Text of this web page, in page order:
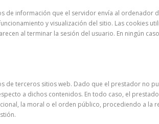
de información que el servidor envía al ordenador
y visualización del sitio. Las cookies
al terminar la sesión del usuario. En ningún
de terceros sitios web. Dado que el prestador no
a dichos contenidos. En todo caso, el
la moral o el orden público, procediendo a la